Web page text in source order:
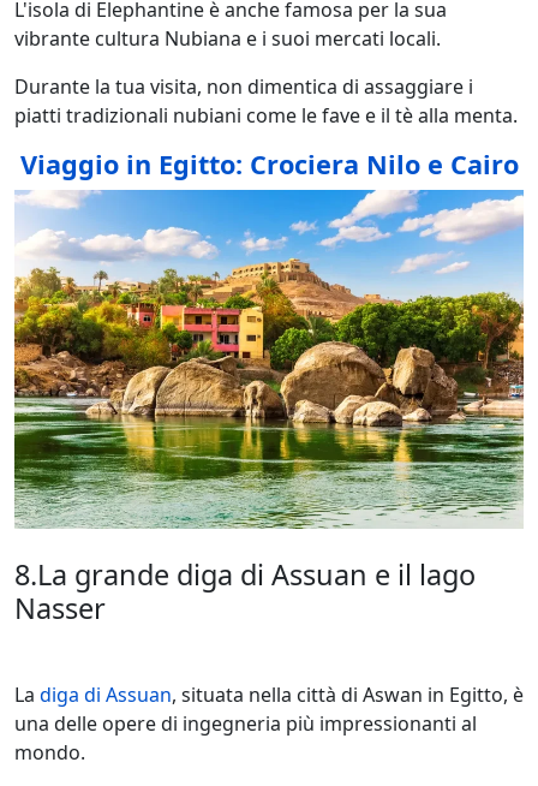
L'isola di Elephantine è anche famosa per la sua
vibrante cultura Nubiana e i suoi mercati locali.
Durante la tua visita, non dimentica di assaggiare i
piatti tradizionali nubiani come le fave e il tè alla menta.
Viaggio in Egitto: Crociera Nilo e Cairo
8.La grande diga di Assuan e il lago
Nasser
La diga di Assuan, situata nella città di Aswan in Egitto, è
una delle opere di ingegneria più impressionanti al
mondo.